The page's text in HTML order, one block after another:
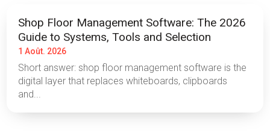
Shop Floor Management Software: The 2026
Guide to Systems, Tools and Selection
1 Août. 2026
Short answer: shop floor management software is the
digital layer that replaces whiteboards, clipboards
and...